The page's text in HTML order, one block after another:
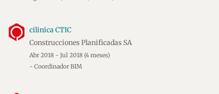
cilinica CTIC
Construcciones Planificadas SA
Abr 2018 - Jul 2018 (4 meses)
- Coordinador BIM